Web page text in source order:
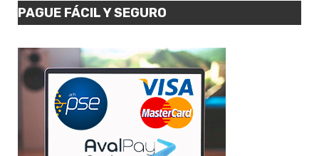
PAGUE FÁCIL Y SEGURO